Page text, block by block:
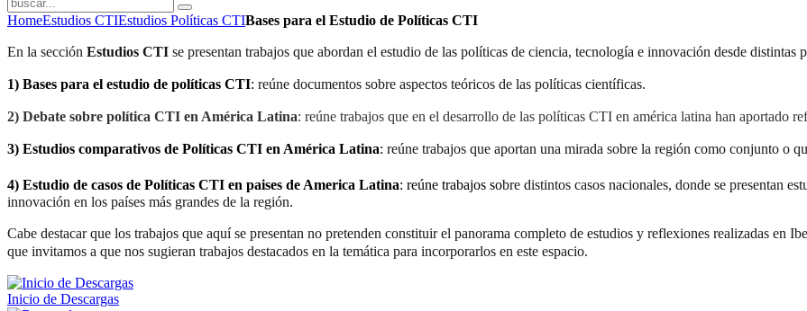
HomeEstudios CTIEstudios Políticas CTIBases para el Estudio de Políticas CTI
En la sección Estudios CTI se presentan trabajos que abordan el estudio de las políticas de ciencia, tecnología e innovación desde distintas
1) Bases para el estudio de políticas CTI: reúne documentos sobre aspectos teóricos de las políticas científicas.
2) Debate sobre política CTI en América Latina: reúne trabajos que en el desarrollo de las políticas CTI en américa latina han aportado
3) Estudios comparativos de Políticas CTI en América Latina: reúne trabajos que aportan una mirada sobre la región como conjunto o
4) Estudio de casos de Políticas CTI en paises de America Latina: reúne trabajos sobre distintos casos nacionales, donde se presentan
innovación en los países más grandes de la región.
Cabe destacar que los trabajos que aquí se presentan no pretenden constituir el panorama completo de estudios y reflexiones realizadas en
que invitamos a que nos sugieran trabajos destacados en la temática para incorporarlos en este espacio.
Inicio de Descargas